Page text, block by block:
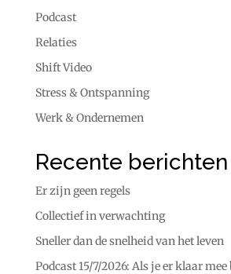
Podcast
Relaties
Shift Video
Stress & Ontspanning
Werk & Ondernemen
Recente berichten
Er zijn geen regels
Collectief in verwachting
Sneller dan de snelheid van het leven
Podcast 15/7/2026: Als je er klaar mee